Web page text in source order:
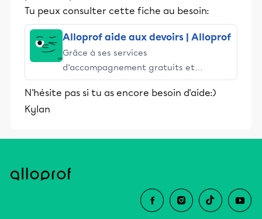
Tu peux consulter cette fiche au besoin:
Alloprof aide aux devoirs | Alloprof
Grâce à ses services
d’accompagnement gratuits et
stimulants, Alloprof engage les élèves
et leurs parents dans la réussite
N'hésite pas si tu as encore besoin d'aide:)
Kylan